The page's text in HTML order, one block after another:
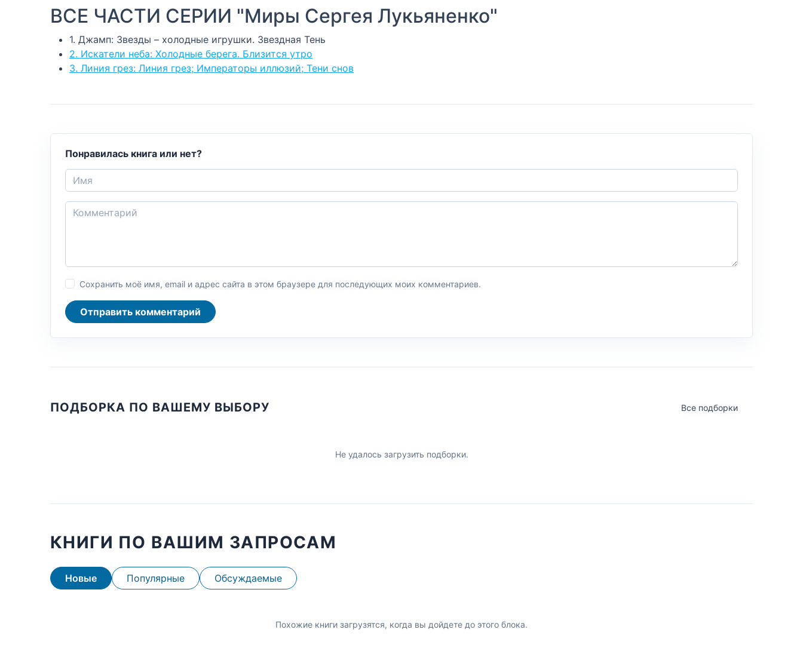
ВСЕ ЧАСТИ СЕРИИ "Миры Сергея Лукьяненко"
1. Джамп: Звезды – холодные игрушки. Звездная Тень
2. Искатели неба: Холодные берега. Близится утро
3. Линия грез: Линия грез; Императоры иллюзий; Тени снов
Понравилась книга или нет?
Сохранить моё имя, email и адрес сайта в этом браузере для последующих моих комментариев.
Отправить комментарий
ПОДБОРКА ПО ВАШЕМУ ВЫБОРУ Все подборки
Не удалось загрузить подборки.
КНИГИ ПО ВАШИМ ЗАПРОСАМ
Новые Популярные Обсуждаемые
Похожие книги загрузятся, когда вы дойдете до этого блока.